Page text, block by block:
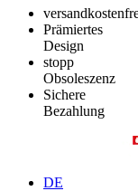
Prämiertes
Design
stopp
Obsoleszenz
Sichere
Bezahlung
DE